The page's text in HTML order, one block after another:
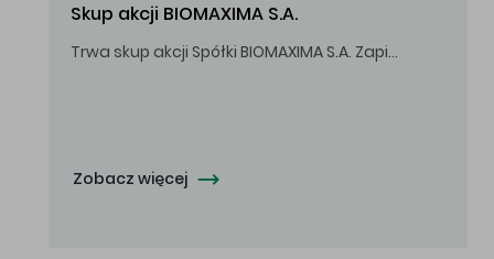
Skup akcji BIOMAXIMA S.A.
Trwa skup akcji Spółki BIOMAXIMA S.A. Zapisy do 4 sierpnia 2026 r. do godz. 16.00.
Zobacz więcej